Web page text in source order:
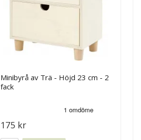
Minibyrå av Trä - Höjd 23 cm - 2
fack
175 kr